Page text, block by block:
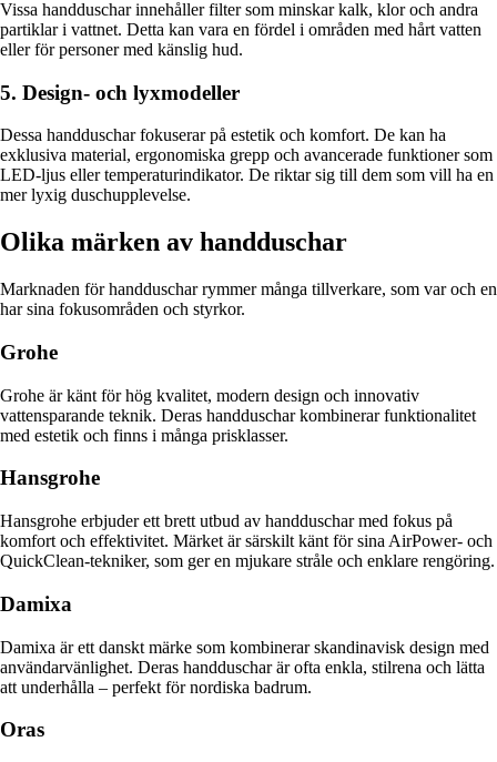
Vissa handduschar innehåller filter som minskar kalk, klor och andra
partiklar i vattnet. Detta kan vara en fördel i områden med hårt vatten
eller för personer med känslig hud.
5. Design- och lyxmodeller
Dessa handduschar fokuserar på estetik och komfort. De kan ha
exklusiva material, ergonomiska grepp och avancerade funktioner som
LED-ljus eller temperaturindikator. De riktar sig till dem som vill ha en
mer lyxig duschupplevelse.
Olika märken av handduschar
Marknaden för handduschar rymmer många tillverkare, som var och en
har sina fokusområden och styrkor.
Grohe
Grohe är känt för hög kvalitet, modern design och innovativ
vattensparande teknik. Deras handduschar kombinerar funktionalitet
med estetik och finns i många prisklasser.
Hansgrohe
Hansgrohe erbjuder ett brett utbud av handduschar med fokus på
komfort och effektivitet. Märket är särskilt känt för sina AirPower- och
QuickClean-tekniker, som ger en mjukare stråle och enklare rengöring.
Damixa
Damixa är ett danskt märke som kombinerar skandinavisk design med
användarvänlighet. Deras handduschar är ofta enkla, stilrena och lätta
att underhålla – perfekt för nordiska badrum.
Oras